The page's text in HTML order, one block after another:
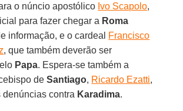
o núncio apostólico Ivo Scapolo,
para fazer chegar a Roma
informação, e o cardeal Francisco
, que também deverão ser
Papa. Espera-se também a
deSantiago, Ricardo Ezatti,
contra Karadima.